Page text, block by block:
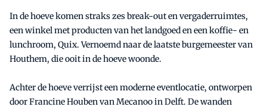
In de hoeve komen straks zes break-out en vergaderruimtes,
een winkel met producten van het landgoed en een koffie- en
lunchroom, Quix. Vernoemd naar de laatste burgemeester van
Houthem, die ooit in de hoeve woonde.
Achter de hoeve verrijst een moderne eventlocatie, ontworpen
door Francine Houben van Mecanoo in Delft. De wanden